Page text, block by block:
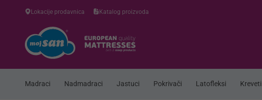
Lokacije prodavnica Katalog proizvoda
Madraci Nadmadraci Jastuci Pokrivači Latofleksi Kreveti